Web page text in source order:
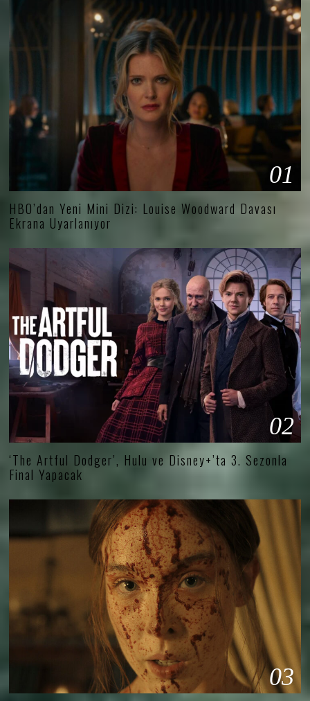
01
HBO’dan Yeni Mini Dizi: Louise Woodward Davası
Ekrana Uyarlanıyor
02
‘The Artful Dodger’, Hulu ve Disney+’ta 3. Sezonla
Final Yapacak
03